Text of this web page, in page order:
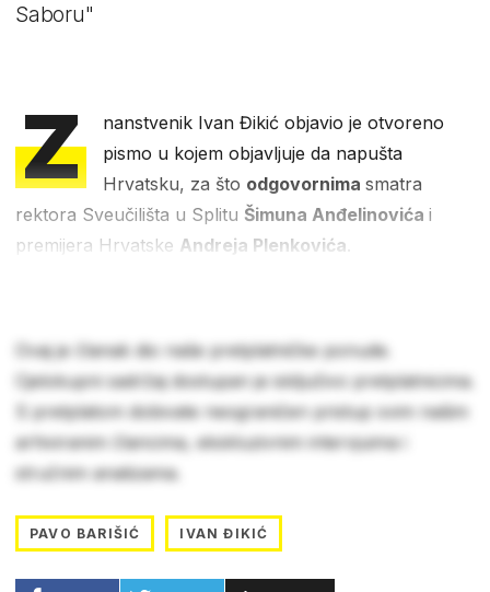
Saboru"
Z
nanstvenik Ivan Đikić objavio je otvoreno
pismo u kojem objavljuje da napušta
Hrvatsku, za što odgovornimasmatra
rektora Sveučilišta u Splitu Šimuna Anđelinovića i
premijera Hrvatske Andreja Plenkovića
Ovaj je članak dio naše pretplatničke ponude.
Cjelokupni sadržaj dostupan je isključivo pretplatnicima.
S pretplatom dobivate neograničen pristup svim našim
arhiviranim člancima, ekskluzivnim intervjuima i
stručnim analizama.
PAVO BARIŠIĆ IVAN ĐIKIĆ